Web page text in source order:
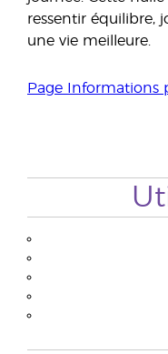
ressentir équilibre,
une vie meilleure.
Page Informations